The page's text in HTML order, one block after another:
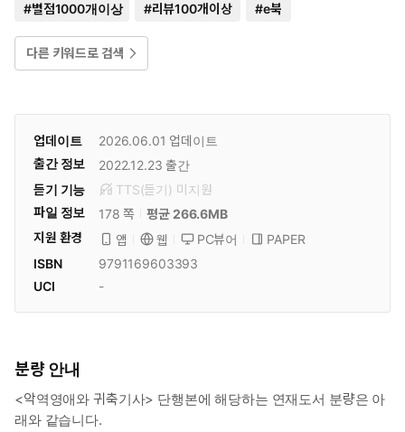
#별점1000개이상 #리뷰100개이상 #e북
다른 키워드로 검색
업데이트 2026.06.01 업데이트
출간 정보
2022.12.23 출간
듣기 기능
TTS(듣기) 미 지원
파일 정보
178 쪽
평균 266.6MB
지원 환경
앱 웹 PC뷰어
PAPER
ISBN
9791169603393
UCI
-
분량 안내
<악역영애와 귀축기사> 단행본에 해당하는 연재도서 분량은 아
래와 같습니다.